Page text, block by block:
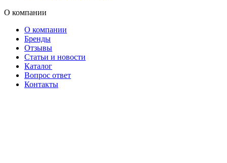
О компании
О компании
Бренды
Отзывы
Статьи и новости
Каталог
Вопрос ответ
Контакты